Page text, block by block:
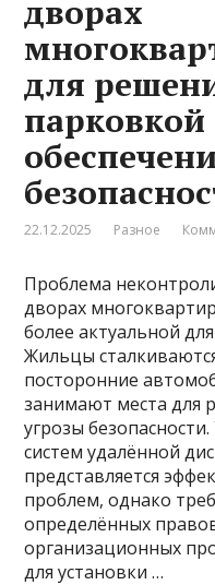
дворах
для
парковкой
22.12.2025 Разное
Проблема
дворах
более актуальной
Жильцы
посторонние
занимают места для
угрозы
систем удалённой
представляется
проблем, однако
определённых
организационных
для установки …